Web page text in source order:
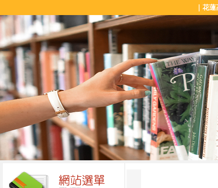
｜花